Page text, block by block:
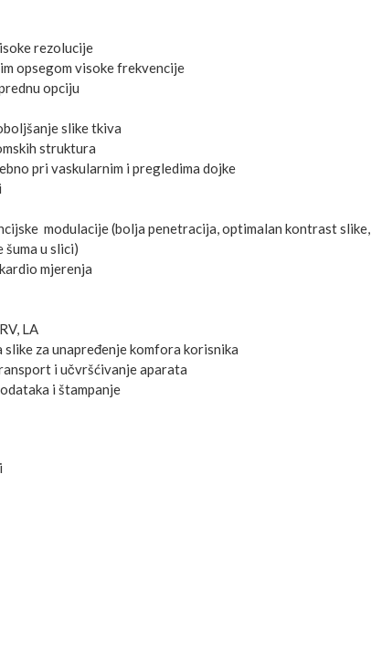
rezolucije
opsegom visoke frekvencije
opciju
slike tkiva
struktura
pri vaskularnim i pregledima dojke
modulacije (bolja penetracija, optimalan kontrast slike,
u slici)
mjerenja
LA
za unapređenje komfora korisnika
i učvršćivanje aparata
i štampanje